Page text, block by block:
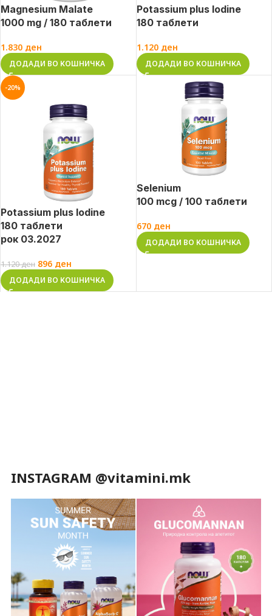
Magnesium Malate
1000 mg / 180 таблети
1.830 ден
ДОДАДИ ВО КОШНИЧКА
Potassium plus Iodine
180 таблети
1.120 ден
ДОДАДИ ВО КОШНИЧКА
-20%
Potassium plus Iodine
180 таблети
рок 03.2027
1.120ден 896 ден
ДОДАДИ ВО КОШНИЧКА
Selenium
100 mcg / 100 таблети
670 ден
ДОДАДИ ВО КОШНИЧКА
INSTAGRAM @vitamini.mk